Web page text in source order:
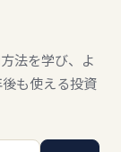
法を学び、よ
も使える投資